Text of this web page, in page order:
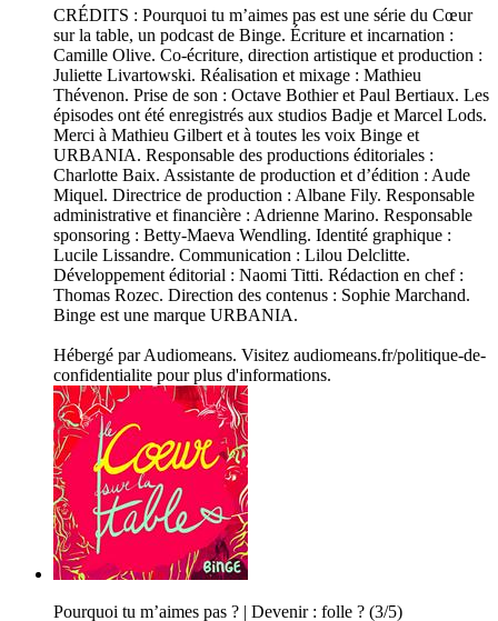
CRÉDITS : Pourquoi tu m’aimes pas est une série du Cœur
sur la table, un podcast de Binge. Écriture et incarnation :
Camille Olive. Co-écriture, direction artistique et production :
Juliette Livartowski. Réalisation et mixage : Mathieu
Thévenon. Prise de son : Octave Bothier et Paul Bertiaux. Les
épisodes ont été enregistrés aux studios Badje et Marcel Lods.
Merci à Mathieu Gilbert et à toutes les voix Binge et
URBANIA. Responsable des productions éditoriales :
Charlotte Baix. Assistante de production et d’édition : Aude
Miquel. Directrice de production : Albane Fily. Responsable
administrative et financière : Adrienne Marino. Responsable
sponsoring : Betty-Maeva Wendling. Identité graphique :
Lucile Lissandre. Communication : Lilou Delclitte.
Développement éditorial : Naomi Titti. Rédaction en chef :
Thomas Rozec. Direction des contenus : Sophie Marchand.
Binge est une marque URBANIA.
Hébergé par Audiomeans. Visitez audiomeans.fr/politique-de-
confidentialite pour plus d'informations.
Pourquoi tu m’aimes pas ? | Devenir : folle ? (3/5)